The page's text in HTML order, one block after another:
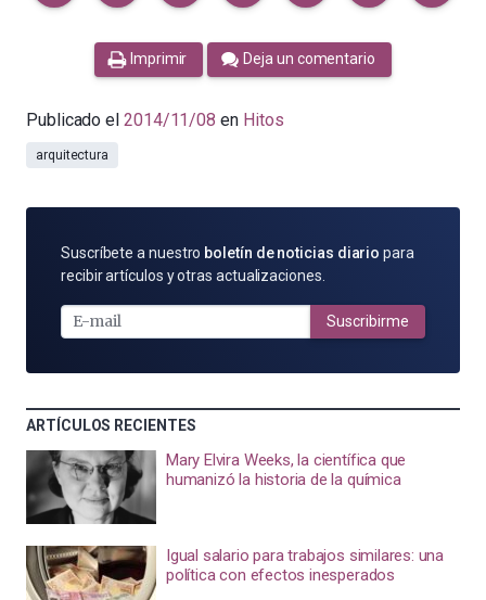
Imprimir Deja un comentario
Publicado el 2014/11/08 en Hitos
arquitectura
SUSCRÍBETE
POR
MAIL
Suscríbete a nuestro boletín de noticias diario para
recibir artículos y otras actualizaciones.
Suscribirme
ARTÍCULOS RECIENTES
Mary Elvira Weeks, la científica que
humanizó la historia de la química
Igual salario para trabajos similares: una
política con efectos inesperados